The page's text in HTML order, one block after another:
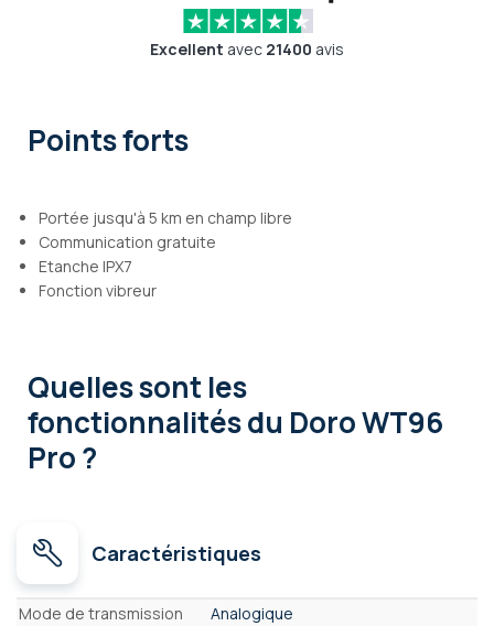
Excellent avec 21400 avis
Points forts
Portée jusqu'à 5 km en champ libre
Communication gratuite
Etanche IPX7
Fonction vibreur
Quelles sont les
fonctionnalitésdu Doro WT96
Pro ?
Caractéristiques
Caractéristiques
Mode de transmission
Analogique